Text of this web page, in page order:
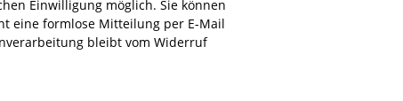
Einwilligung möglich. Sie können
eine formlose Mitteilung per E-Mail
bleibt vom Widerruf